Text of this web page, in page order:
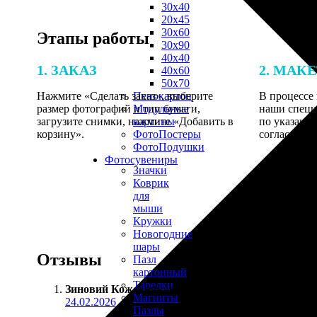
30х40
20х45
30х60
30х90
40х40
40х60
50х70
Пенокартон
Модульные
картины
ФотоПостеры
ФотоПодушки
Фотоcувениры
Значки
Коврик
для
мыши
Кружки
Новогодние
шары
Пазл
картонный
Тарелки
Магниты
Пазлы
Этапы работы
1. ЗАКАЗ
Нажмите «Сделать заказ», выберите
размер фотографий и тип бумаги,
загрузите снимки, нажмите «Добавить в
корзину».
2.
В процессе
наши
по
Отзывы
Зиновий Кожевников
24.02.2026